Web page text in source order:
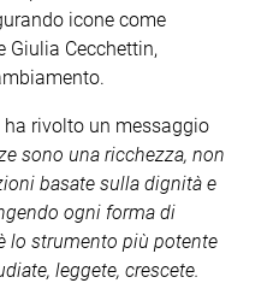
icone come
Giulia Cecchettin,
rivolto un messaggio
sono una ricchezza, non
basate sulla dignità e
ogni forma di
lo strumento più potente
leggete, crescete.